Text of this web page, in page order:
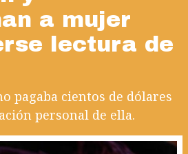
a mujer
lectura de
pagaba cientos de dólares
personal de ella.